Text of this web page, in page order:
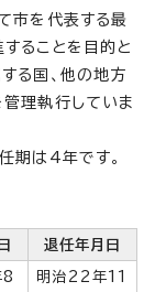
市を代表する最
ることを目的と
る国、他の地方
理執行していま
期は4年です。
退任年月日
8
明治22年11